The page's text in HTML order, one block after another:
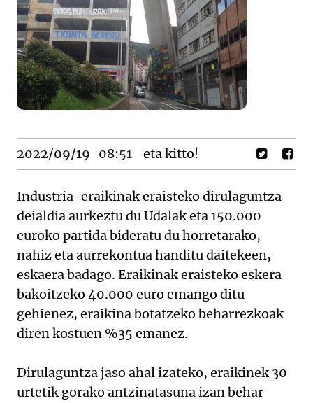
2022/09/19 08:51 eta kitto!
Industria-eraikinak eraisteko dirulaguntza
deialdia aurkeztu du Udalak eta 150.000
euroko partida bideratu du horretarako,
nahiz eta aurrekontua handitu daitekeen,
eskaera badago. Eraikinak eraisteko eskera
bakoitzeko 40.000 euro emango ditu
gehienez, eraikina botatzeko beharrezkoak
diren kostuen %35 emanez.
Dirulaguntza jaso ahal izateko, eraikinek 30
urtetik gorako antzinatasuna izan behar